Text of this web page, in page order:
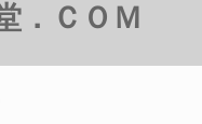
．ＣＯＭ